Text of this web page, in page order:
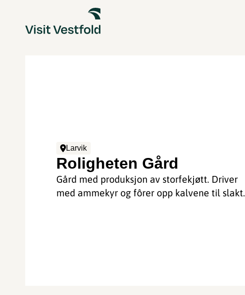
Larvik
Roligheten Gård
Gård med produksjon av storfekjøtt. Driver
med ammekyr og fôrer opp kalvene til slakt.